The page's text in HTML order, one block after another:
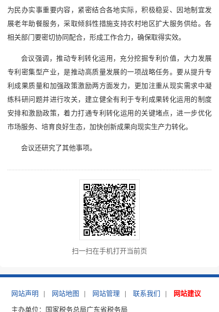
为民办实事重要内容，紧密结合各地实际，积极稳妥、因地制宜发
展老年助餐服务，采取倾斜性措施支持农村地区扩大服务供给。各
相关部门要密切协同配合，形成工作合力，确保取得实效。
会议强调，推动专利转化运用，充分挖掘专利价值，大力发展
专利密集型产业，是推动高质量发展的一项战略任务。要从提升专
利成果质量和加强政策激励两方面发力，更加注重从现实需求中凝
练科研问题并进行攻关，建立健全有利于专利成果转化运用的制度
安排和激励政策，着力打通专利转化运用的关键堵点，进一步优化
市场服务、培育良好生态，加快创新成果向现实生产力转化。
会议还研究了其他事项。
扫一扫在手机打开当前页
网站声明 网站地图 网站管理 联系我们 网站建议
主办单位：国家税务总局广东省税务局